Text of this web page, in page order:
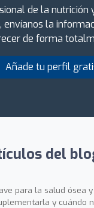
de la nutrición
envíanos la
de forma
Añade tu perfil
del
para la salud ósea
y cuándo